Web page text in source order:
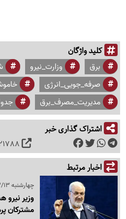
کلید واژگان
برق وزارت_نیرو
صرفه_جویی_انرژی
مدیریت_مصرف_برق
اشتراک گذاری خبر
اخبار مرتبط
چهارشنبه 1405/03/13 ساعت 18:10
وزیر نیرو
مشترکان